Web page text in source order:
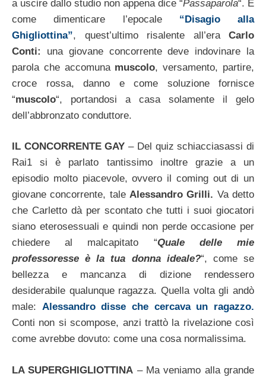
a uscire dallo studio non appena dice “Passaparola“. E
come dimenticare l’epocale “Disagio alla
Ghigliottina”, quest’ultimo risalente all’era Carlo
Conti: una giovane concorrente deve indovinare la
parola che accomuna muscolo, versamento, partire,
croce rossa, danno e come soluzione fornisce
“muscolo“, portandosi a casa solamente il gelo
dell’abbronzato conduttore.
IL CONCORRENTE GAY – Del quiz schiacciasassi di
Rai1 si è parlato tantissimo inoltre grazie a un
episodio molto piacevole, ovvero il coming out di un
giovane concorrente, tale Alessandro Grilli. Va detto
che Carletto dà per scontato che tutti i suoi giocatori
siano eterosessuali e quindi non perde occasione per
chiedere al malcapitato “Quale delle mie
professoresse è la tua donna ideale?“, come se
bellezza e mancanza di dizione rendessero
desiderabile qualunque ragazza. Quella volta gli andò
male: Alessandro disse che cercava un ragazzo.
Conti non si scompose, anzi trattò la rivelazione così
come avrebbe dovuto: come una cosa normalissima.
LA SUPERGHIGLIOTTINA – Ma veniamo alla grande